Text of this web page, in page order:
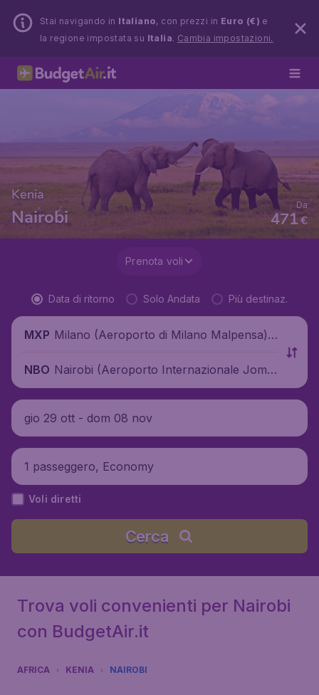
Stai navigando in Italiano, con prezzi in Euro (€) e
la regione impostata su Italia. Cambia impostazioni.
Kenia
Nairobi €
471
Da
Prenota voli
Data di ritorno Solo Andata Più destinaz.
MXP Milano (Aeroporto di Milano Malpensa),
NBO Nairobi (Aeroporto Internazionale Jomo
Kenyatta), Kenya
gio 29 ott - dom 08 nov
1 passeggero, Economy
Voli diretti
Cerca
Trova voli convenienti per Nairobi
con BudgetAir.it
AFRICA KENIA NAIROBI